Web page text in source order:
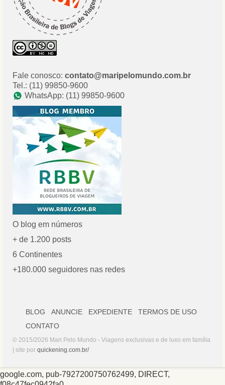
Fale conosco: contato@maripelomundo.com.br
Tel.: (11) 99850-9600
WhatsApp: (11) 99850-9600
O blog em números
+ de 1.200 posts
6 Continentes
+180.000 seguidores nas redes
BLOG ANUNCIE EXPEDIENTE
TERMOS DE USO
CONTATO
© 2015/2026 Mari Pelo Mundo - Viagens exclusivas e de luxo em família
| site por quickening.com.br/
google.com, pub-7927200750762499, DIRECT,